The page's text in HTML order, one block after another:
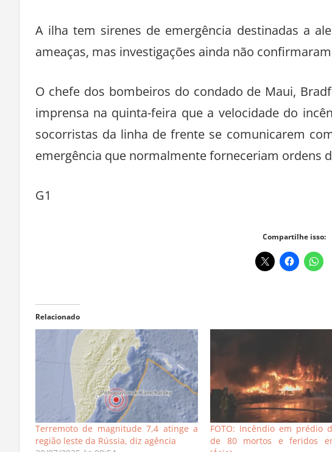
A ilha tem sirenes de emergência destinadas a
ameaças, mas investigações ainda não
O chefe dos bombeiros do condado de Maui,
imprensa na quinta-feira que a velocidade do
socorristas da linha de frente se comunicarem
emergência que normalmente forneceriam ordens
G1
Compartilhe isso:
Relacionado
Terremoto de magnitude 7,4 atinge a
região leste da Rússia, diz agência
FOTO: Incêndio em prédio
de 80 mortos e feridos